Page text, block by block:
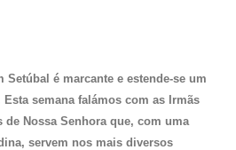
Setúbal é marcante e estende-se um
semana falámos com as Irmãs
de Nossa Senhora que, com uma
servem nos mais diversos